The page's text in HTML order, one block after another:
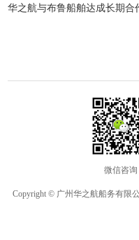
华之航与布鲁船舶达成长期合
微信咨询
Copyright © 广州华之航船务有限